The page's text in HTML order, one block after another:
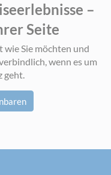
–
Seite
wie Sie möchten und
wenn es um
geht.